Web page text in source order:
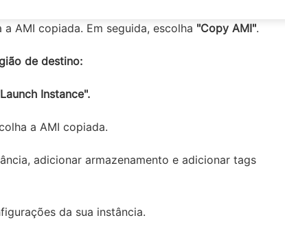
AMI copiada. Em seguida, escolha "Copy AMI".
de destino:
Instance".
a AMI copiada.
adicionar armazenamento e adicionar tags
da sua instância.